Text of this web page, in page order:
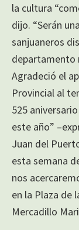
la cultura
dijo. “Serán
sanjuaneros
departamento
Agradeció el
Provincial al
525
este año”
Juan del
esta semana
nos
en la Plaza de
Mercadillo